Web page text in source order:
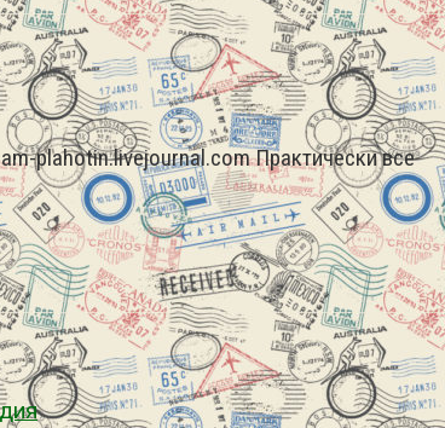
plahotin.livejournal.com Практически все